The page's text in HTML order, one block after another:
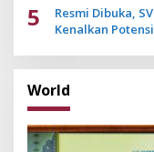
5
Resmi Dibuka,
Kenalkan
World